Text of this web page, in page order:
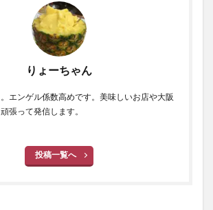
りょーちゃん
エンゲル係数高めです。美味しいお店や大阪
張って発信します。
投稿一覧へ